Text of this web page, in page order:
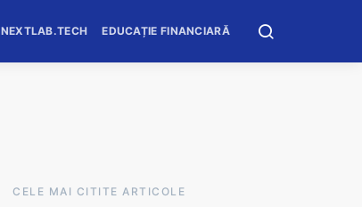
NEXTLAB.TECH EDUCAȚIE FINANCIARĂ
CELE MAI CITITE ARTICOLE